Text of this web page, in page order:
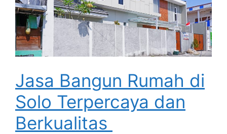
Jasa Bangun Rumah di
Solo Terpercaya dan
Berkualitas